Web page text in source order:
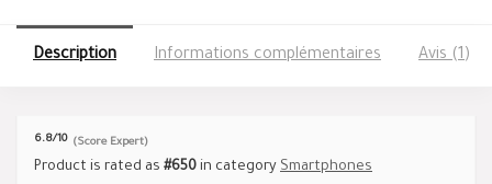
Description Informations complémentaires Avis (1)
6.8/10 (Score Expert)
Product is rated as #650 in category Smartphones